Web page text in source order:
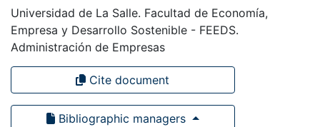
Universidad de La Salle. Facultad de Economía,
Empresa y Desarrollo Sostenible - FEEDS.
Administración de Empresas
Cite document
Bibliographic managers